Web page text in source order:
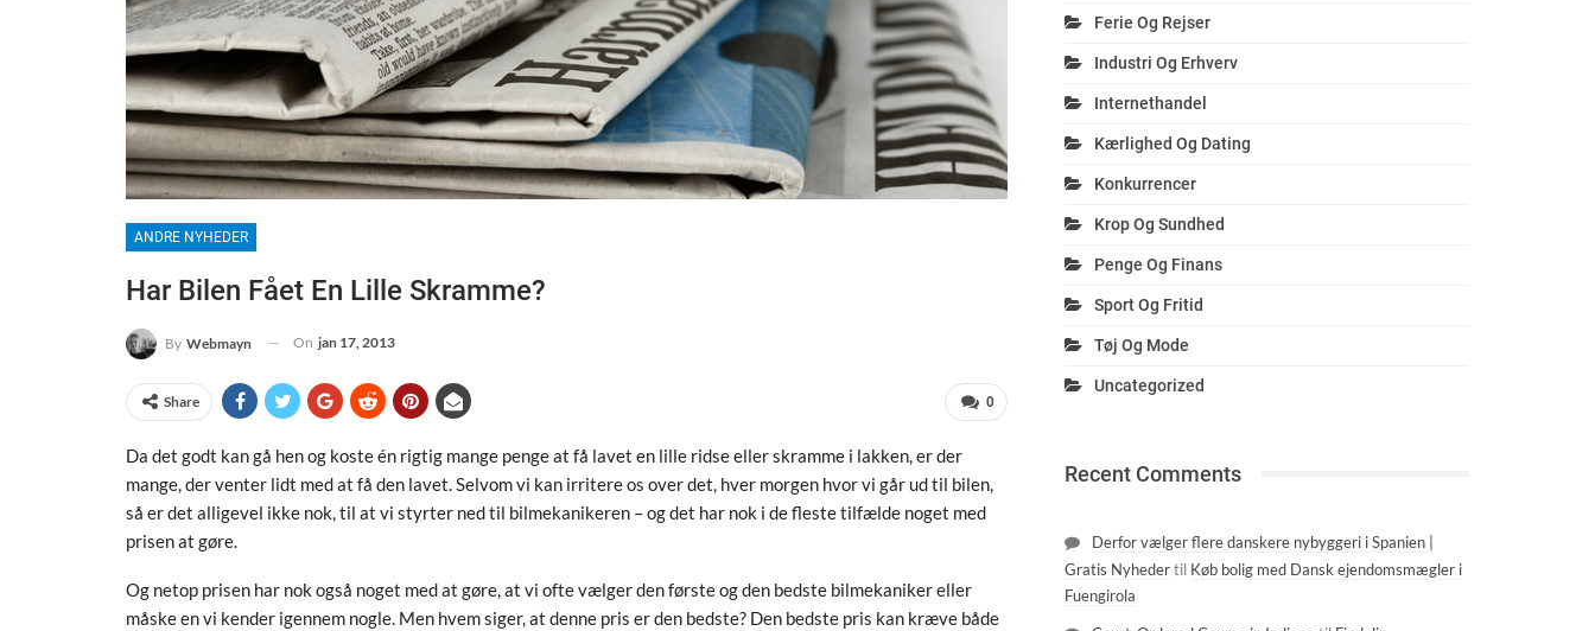
ANDRE NYHEDER
Har Bilen Fået En Lille Skramme?
By Webmayn On jan 17, 2013
0
Share
Da det godt kan gå hen og koste én rigtig mange penge at få lavet en lille ridse eller skramme i lakken, er der
mange, der venter lidt med at få den lavet. Selvom vi kan irritere os over det, hver morgen hvor vi går ud til bilen,
så er det alligevel ikke nok, til at vi styrter ned til bilmekanikeren – og det har nok i de fleste tilfælde noget med
prisen at gøre.
Og netop prisen har nok også noget med at gøre, at vi ofte vælger den første og den bedste bilmekaniker eller
måske en vi kender igennem nogle. Men hvem siger, at denne pris er den bedste? Den bedste pris kan kræve både
Ferie Og Rejser
Industri Og Erhverv
Internethandel
Kærlighed Og Dating
Konkurrencer
Krop Og Sundhed
Penge Og Finans
Sport Og Fritid
Tøj Og Mode
Uncategorized
Recent Comments
Derfor vælger flere danskere nybyggeri i Spanien |
Gratis Nyhedertil Køb bolig med Dansk ejendomsmægler i
Fuengirola